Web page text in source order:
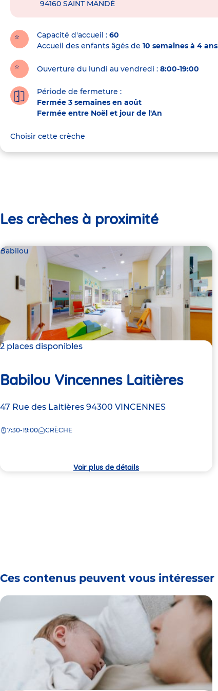
crèche
94160 SAINT MANDÉ
Capacité d'accueil
60
Accueil des enfants âgés de 10 semaines à 4 ans
Ouverture du lundi au vendredi : 8:00-19:00
Période de fermeture :
Fermée 3 semaines en août
Fermée entre Noël et jour de l'An
Choisir cette crèche
Les crèches à proximité
Babilou
2 places disponibles
Babilou Vincennes Laitières
Adresse
la
47 Rue des Laitières 94300 VINCENNES
7:30-19:00 CRÈCHE
Voir plus de détails
Ces contenus peuvent vous intéresser